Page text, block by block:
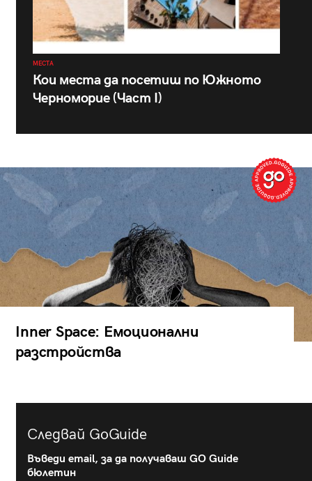
МЕСТА
Кои места да посетиш по Южното
Черноморие (Част I)
Inner Space: Емоционални
разстройства
Следвай GoGuide
Въведи email, за да получаваш GO Guide
бюлетин